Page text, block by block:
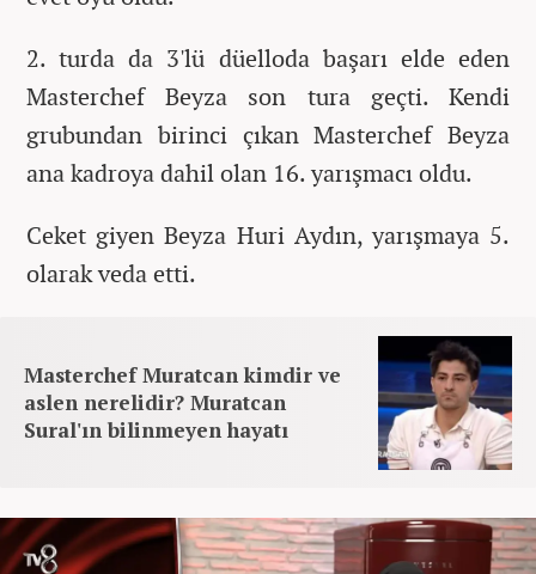
2. turda da 3'lü düelloda başarı elde eden
Masterchef Beyza son tura geçti. Kendi
grubundan birinci çıkan Masterchef Beyza
ana kadroya dahil olan 16. yarışmacı oldu.
Ceket giyen Beyza Huri Aydın, yarışmaya 5.
olarak veda etti.
Masterchef Muratcan kimdir ve
aslen nerelidir? Muratcan
Sural'ın bilinmeyen hayatı